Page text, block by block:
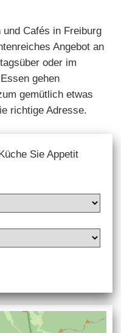
Cafés in Freiburg
Angebot an
oder im
gehen
gemütlich etwas
richtige Adresse.
Sie Appetit